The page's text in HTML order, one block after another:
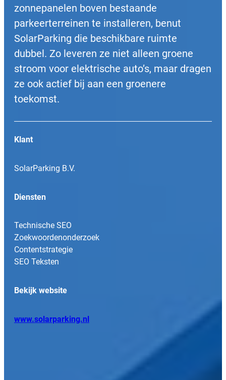
zonnepanelen boven bestaande
parkeerterreinen te installeren, benut
SolarParking die beschikbare ruimte
dubbel. Zo leveren ze niet alleen groene
stroom voor elektrische auto’s, maar dragen
ze ook actief bij aan een groenere
toekomst.
Klant
SolarParking B.V.
Diensten
Technische SEO
Zoekwoordenonderzoek
Contentstrategie
SEO Teksten
Bekijk website
www.solarparking.nl